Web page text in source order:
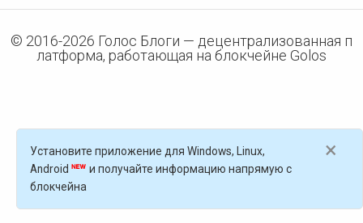
© 2016-2026 Голос Блоги — децентрализованная п
латформа, работающая на блокчейне Golos
×
Установите приложение для Windows, Linux,
Android
и получайте информацию напрямую с
блокчейна